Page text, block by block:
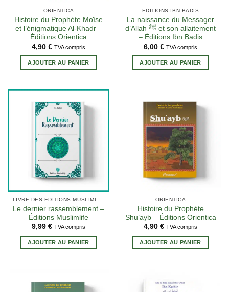
ORIENTICA
Histoire du Prophète Moïse
et l’énigmatique Al-Khadr –
Éditions Orientica
4,90 € TVA compris
AJOUTER AU PANIER
ÉDITIONS IBN BADIS
La naissance du Messager
d’Allah ﷺ et son allaitement
– Éditions Ibn Badis
6,00 € TVA compris
AJOUTER AU PANIER
Le dernier rassemblement –
Éditions Muslimlife
9,99 € TVA compris
AJOUTER AU PANIER
ORIENTICA
Histoire du Prophète
Shu’ayb – Éditions Orientica
4,90 € TVA compris
AJOUTER AU PANIER